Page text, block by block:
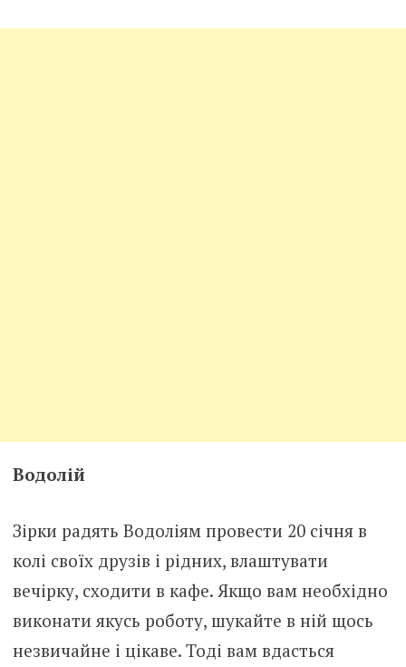
Водолій
Зірки радять Водоліям провести 20 січня в
колі своїх друзів і рідних, влаштувати
вечірку, сходити в кафе. Якщо вам необхідно
виконати якусь роботу, шукайте в ній щось
незвичайне і цікаве. Тоді вам вдасться